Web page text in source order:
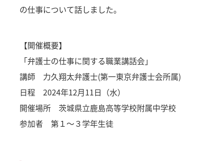
の仕事について話しました。
【開催概要】
「弁護士の仕事に関する職業講話会」
講師 力久翔太弁護士(第一東京弁護士会所属)
日程 2024年12月11日（水）
開催場所 茨城県立鹿島高等学校附属中学校
参加者 第１～３学年生徒